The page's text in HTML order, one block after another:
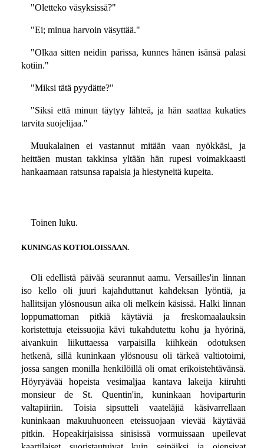
"Oletteko väsyksissä?"
"Ei; minua harvoin väsyttää."
"Olkaa sitten neidin parissa, kunnes hänen isänsä palasi
kotiin."
"Miksi tätä pyydätte?"
"Siksi että minun täytyy lähteä, ja hän saattaa kukaties
tarvita suojelijaa."
Muukalainen ei vastannut mitään vaan nyökkäsi, ja
heittäen mustan takkinsa yltään hän rupesi voimakkaasti
hankaamaan ratsunsa rapaisia ja hiestyneitä kupeita.
Toinen luku.
KUNINGAS KOTIOLOISSAAN.
Oli edellistä päivää seurannut aamu. Versailles'in linnan
iso kello oli juuri kajahduttanut kahdeksan lyöntiä, ja
hallitsijan ylösnousun aika oli melkein käsissä. Halki linnan
loppumattoman pitkiä käytäviä ja freskomaalauksin
koristettuja eteissuojia kävi tukahdutettu kohu ja hyörinä,
aivankuin liikuttaessa varpaisilla kiihkeän odotuksen
hetkenä, sillä kuninkaan ylösnousu oli tärkeä valtiotoimi,
jossa sangen monilla henkilöillä oli omat erikoistehtävänsä.
Höyryävää hopeista vesimaljaa kantava lakeija kiiruhti
monsieur de St. Quentin'in, kuninkaan hoviparturin
valtapiiriin. Toisia sipsutteli vaateläjiä käsivarrellaan
kuninkaan makuuhuoneen eteissuojaan vievää käytävää
pitkin. Hopeakirjaisissa sinisissä vormuissaan upeilevat